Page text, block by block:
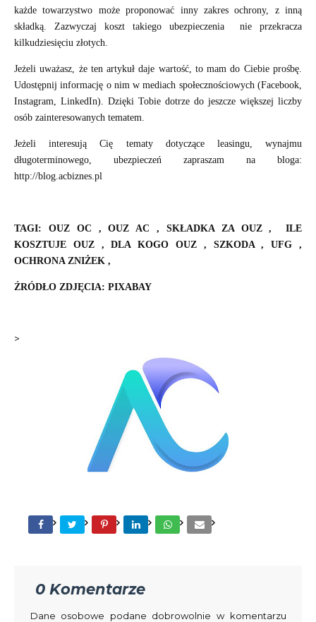
każde towarzystwo może proponować inny zakres ochrony, z inną
składką. Zazwyczaj koszt takiego ubezpieczenia
nie przekracza
kilkudziesięciu złotych.
Jeżeli uważasz, że ten artykuł daje wartość, to mam do Ciebie prośbę.
Udostępnij informację o nim w mediach społecznościowych (Facebook,
Instagram, LinkedIn). Dzięki Tobie dotrze do jeszcze większej liczby
osób zainteresowanych tematem.
Jeżeli interesują Cię tematy dotyczące leasingu, wynajmu
długoterminowego, ubezpieczeń zapraszam na bloga:
http://blog.acbiznes.pl
TAGI: OUZ OC , OUZ AC , SKŁADKA ZA OUZ ,
ILE
KOSZTUJE OUZ , DLA KOGO OUZ , SZKODA , UFG ,
OCHRONA ZNIŻEK ,
ŹRÓDŁO ZDJĘCIA: PIXABAY
>
0 Komentarze
Dane osobowe podane dobrowolnie w komentarzu